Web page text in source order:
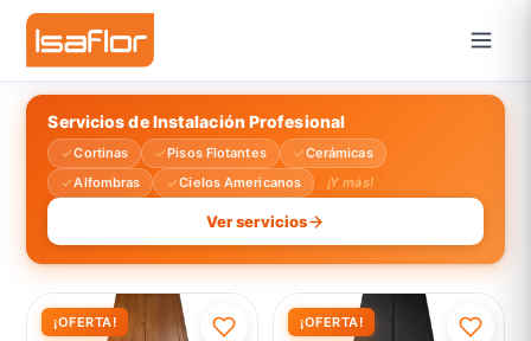
Servicios de Instalación Profesional
Cortinas Pisos Flotantes
Cerámicas
Alfombras
Cielos Americanos ¡Y más!
Ver servicios
¡OFERTA! ¡OFERTA!